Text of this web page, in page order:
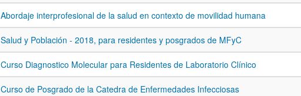
Abordaje interprofesional de la salud en contexto de movilidad humana
Salud y Población - 2018, para residentes y posgrados de MFyC
Curso Diagnostico Molecular para Residentes de Laboratorio Clínico
Curso de Posgrado de la Catedra de Enfermedades Infecciosas